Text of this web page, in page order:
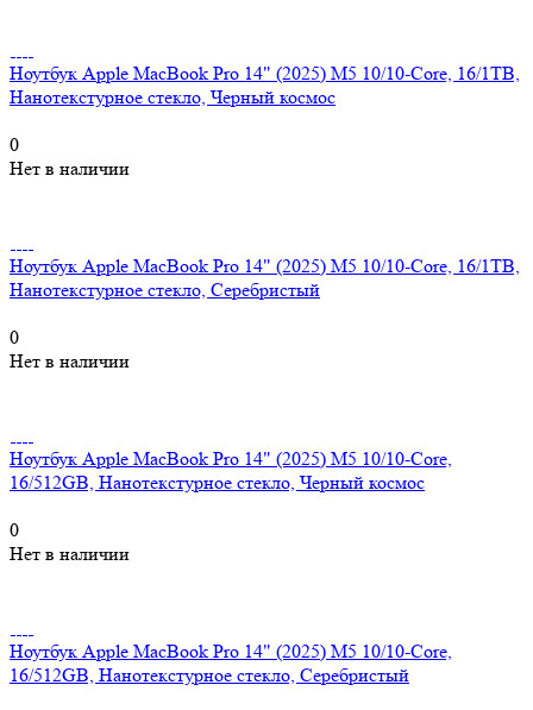
Ноутбук Apple MacBook Pro 14" (2025) M5 10/10-Core, 16/1TB,
Нанотекстурное стекло, Черный космос
0
Нет в наличии
Ноутбук Apple MacBook Pro 14" (2025) M5 10/10-Core, 16/1TB,
Нанотекстурное стекло, Серебристый
0
Нет в наличии
Ноутбук Apple MacBook Pro 14" (2025) M5 10/10-Core,
16/512GB, Нанотекстурное стекло, Черный космос
0
Нет в наличии
Ноутбук Apple MacBook Pro 14" (2025) M5 10/10-Core,
16/512GB, Нанотекстурное стекло, Серебристый